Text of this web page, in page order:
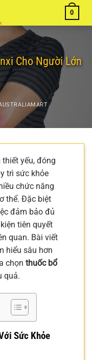
0
Cho Người Lớn
yếu, đóng
trì sức khỏe
chức năng
thể. Đặc biệt
đảm bảo đủ
tiên quyết
quan. Bài viết
hiểu sâu hơn
chọn thuốc bổ
quả.
Sức Khỏe